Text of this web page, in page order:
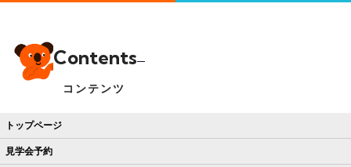
Contents
コンテンツ
トップページ
見学会予約